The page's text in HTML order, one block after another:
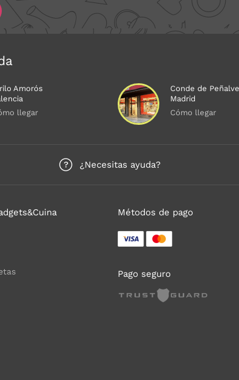
Amorós
llegar
Conde de
Madrid
Cómo llegar
¿Necesitas ayuda?
Métodos de pago
Pago seguro